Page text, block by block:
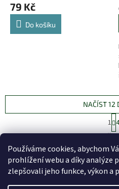
Používáme cookies, abychom
prohlížení webu a díky analýze
zlepšovali jeho funkce, výkon a
79 Kč
Do košíku
O
l
á
d
NAČÍST 12
t
r
á
n
k
o
v
á
1 4
37